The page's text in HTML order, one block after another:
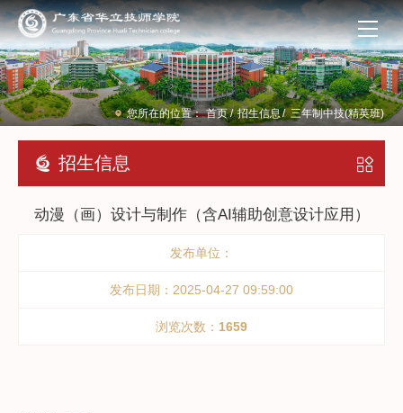
您所在的位置：首页/ 招生信息/ 三年制中技(精英班)
招生信息
动漫（画）设计与制作（含AI辅助创意设计应用）
发布单位：
发布日期：2025-04-27 09:59:00
浏览次数： 1659